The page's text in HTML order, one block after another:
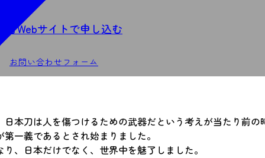
業者Webサイトで申し込む
お問い合わせフォーム
本刀は人を傷つけるための武器だという考えが当たり前
一義であるとされ始まりました。
、日本だけでなく、世界中を魅了しました。